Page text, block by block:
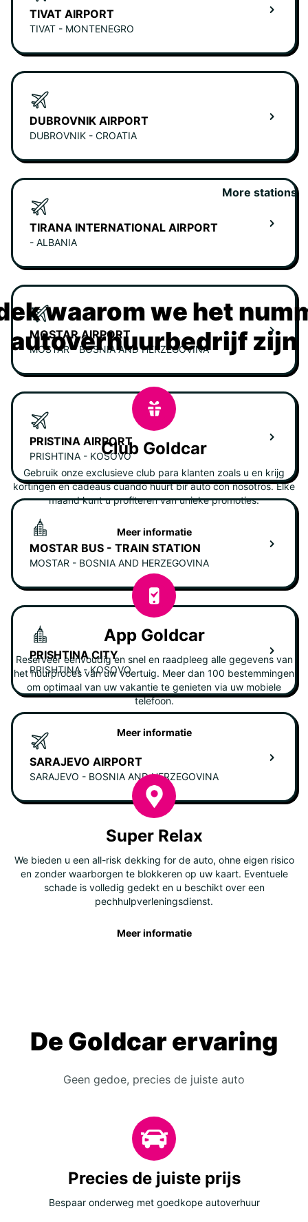
TIVAT AIRPORT
TIVAT - MONTENEGRO
DUBROVNIK AIRPORT
DUBROVNIK - CROATIA
TIRANA INTERNATIONAL AIRPORT
- ALBANIA
MOSTAR AIRPORT
MOSTAR - BOSNIA AND HERZEGOVINA
PRISTINA AIRPORT
PRISHTINA - KOSOVO
MOSTAR BUS - TRAIN STATION
MOSTAR - BOSNIA AND HERZEGOVINA
PRISHTINA CITY
PRISHTINA - KOSOVO
SARAJEVO AIRPORT
SARAJEVO - BOSNIA AND HERZEGOVINA
More stations
waarom we het
autoverhuurbedrijf zijn
Club Goldcar
Gebruik onze exclusieve club para klanten zoals u en krijg
kortingen en cadeaus cuando huurt bir auto con nosotros. Elke
maand kunt u profiteren van unieke promoties.
Meer informatie
App Goldcar
Reserveer eenvoudig en snel en raadpleeg alle gegevens van
het huurproces van uw voertuig. Meer dan 100 bestemmingen
om optimaal van uw vakantie te genieten via uw mobiele
telefoon.
Meer informatie
Super Relax
We bieden u een all-risk dekking for de auto, ohne eigen risico
en zonder waarborgen te blokkeren op uw kaart. Eventuele
schade is volledig gedekt en u beschikt over een
pechhulpverleningsdienst.
Meer informatie
De Goldcar ervaring
Geen gedoe, precies de juiste auto
Precies de juiste prijs
Bespaar onderweg met goedkope autoverhuur